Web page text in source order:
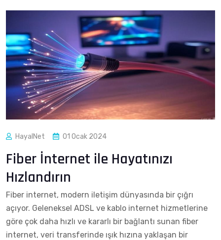
HayalNet 01 Ocak 2024
Fiber İnternet ile Hayatınızı
Hızlandırın
Fiber internet, modern iletişim dünyasında bir çığrı
açıyor. Geleneksel ADSL ve kablo internet hizmetlerine
göre çok daha hızlı ve kararlı bir bağlantı sunan fiber
internet, veri transferinde ışık hızına yaklaşan bir